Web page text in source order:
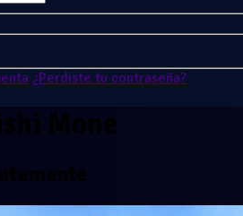
¿Perdiste tu contraseña?
Mone